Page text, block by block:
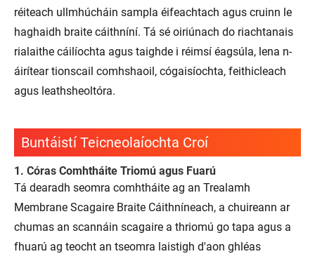
réiteach ullmhúcháin sampla éifeachtach agus cruinn le
haghaidh braite cáithníní. Tá sé oiriúnach do riachtanais
rialaithe cáilíochta agus taighde i réimsí éagsúla, lena n-
áirítear tionscail comhshaoil, cógaisíochta, feithicleach
agus leathsheoltóra.
Buntáistí Teicneolaíochta Croí
1. Córas Comhtháite Triomú agus Fuarú
Tá dearadh seomra comhtháite ag an Trealamh
Membrane Scagaire Braite Cáithníneach, a chuireann ar
chumas an scannáin scagaire a thriomú go tapa agus a
fhuarú ag teocht an tseomra laistigh d'aon ghléas